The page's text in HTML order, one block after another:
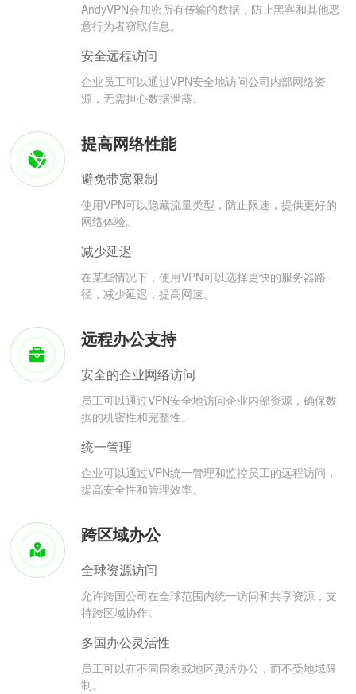
AndyVPN会加密所有传输的数据，防止黑客和其他恶
意行为者窃取信息。
安全远程访问
企业员工可以通过VPN安全地访问公司内部网络资
源，无需担心数据泄露。
提高网络性能
避免带宽限制
使用VPN可以隐藏流量类型，防止限速，提供更好的
网络体验。
减少延迟
在某些情况下，使用VPN可以选择更快的服务器路
径，减少延迟，提高网速。
远程办公支持
安全的企业网络访问
员工可以通过VPN安全地访问企业内部资源，确保数
据的机密性和完整性。
统一管理
企业可以通过VPN统一管理和监控员工的远程访问，
提高安全性和管理效率。
跨区域办公
全球资源访问
允许跨国公司在全球范围内统一访问和共享资源，支
持跨区域协作。
多国办公灵活性
员工可以在不同国家或地区灵活办公，而不受地域限
制。